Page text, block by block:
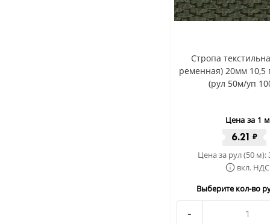
Стропа
ременная) 20мм 10,5
(рул 50м/уп
Цена за 1 м
6.21 ₽
Цена за рул (50 м):
вкл. НДС
Выберите кол-во
-